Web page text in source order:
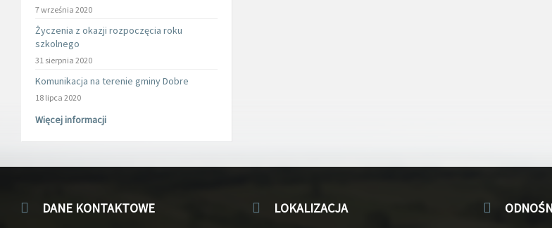
7 września 2020
Życzenia z okazji rozpoczęcia roku
szkolnego
31 sierpnia 2020
Komunikacja na terenie gminy Dobre
18 lipca 2020
Więcej informacji
DANE KONTAKTOWE LOKALIZACJA